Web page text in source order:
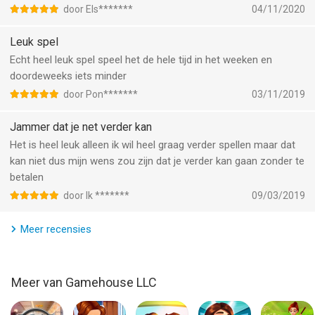
voordelen en meer. gamehouse+ is niet zomaar een gaming
'me-time' moment. Abonneer je vandaag nog!
Meer over GH+ Free Abonnementen:
- Abonneer je om deze game en andere games gratis met
- Geniet van geen in-app aankopen in talloze games
- Speel geselecteerde Instant Play Games direct in de app
- Geen abonnementsbetaling vereist—meld je gewoon aan en
begin met spelen!
- Abonneer je om advertentievrije toegang tot deze en alle
maandelijks en jaarlijks
- Maandelijkse abonnementen worden belast met
$9,99/maand*
door Els******* 04/11/2020
Leuk spel
Echt heel leuk spel speel het de hele tijd in het weeken en
doordeweeks iets minder
door Pon******* 03/11/2019
Jammer dat je net verder kan
Het is heel leuk alleen ik wil heel graag verder spellen maar dat
kan niet dus mijn wens zou zijn dat je verder kan gaan zonder te
betalen
door Ik ******* 09/03/2019
Meer recensies
Meer van Gamehouse LLC